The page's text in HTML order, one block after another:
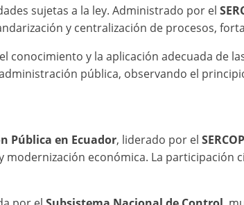
sujetas a la ley. Administrado por el
y centralización de procesos,
conocimiento y la aplicación adecuada de
pública, observando el
Pública en Ecuador, liderado por el SERCOP
económica. La participación